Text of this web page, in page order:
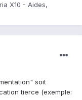
X10 - Aides,
soit
tierce (exemple: